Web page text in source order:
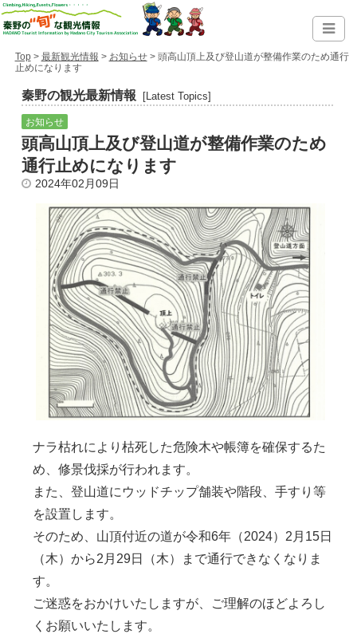
Top> 最新観光情報 > お知らせ> 頭高山頂上及び登山道が整備作業のため通行
止めになります
秦野の観光最新情報 [Latest Topics]
お知らせ
頭高山頂上及び登山道が整備作業のため
通行止めになります
2024年02月09日
ナラ枯れにより枯死した危険木や帳簿を確保するた
め、修景伐採が行われます。
また、登山道にウッドチップ舗装や階段、手すり等
を設置します。
そのため、山頂付近の道が令和6年（2024）2月15日
（木）から2月29日（木）まで通行できなくなりま
す。
ご迷惑をおかけいたしますが、ご理解のほどよろし
くお願いいたします。